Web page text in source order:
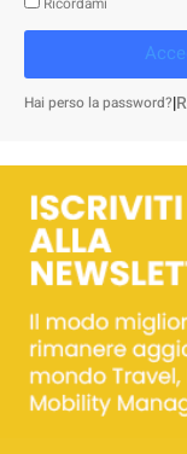
Hai perso la password?|